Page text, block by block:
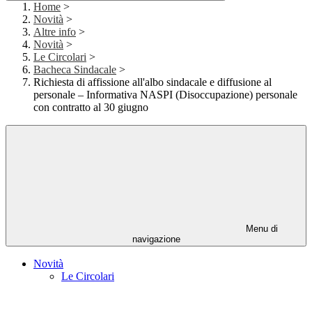
Home >
Novità >
Altre info >
Novità >
Le Circolari >
Bacheca Sindacale >
Richiesta di affissione all'albo sindacale e diffusione al
personale – Informativa NASPI (Disoccupazione) personale
con contratto al 30 giugno
Menu di
navigazione
Novità
Le Circolari